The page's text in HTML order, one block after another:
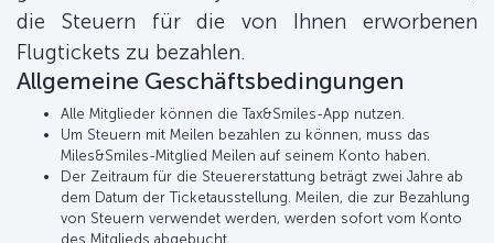
die Steuern für die von Ihnen erworbenen
Flugtickets zu bezahlen.
Allgemeine Geschäftsbedingungen
Alle Mitglieder können die Tax&Smiles-App nutzen.
Um Steuern mit Meilen bezahlen zu können, muss das
Miles&Smiles-Mitglied Meilen auf seinem Konto haben.
Der Zeitraum für die Steuererstattung beträgt zwei Jahre ab
dem Datum der Ticketausstellung. Meilen, die zur Bezahlung
von Steuern verwendet werden, werden sofort vom Konto
des Mitglieds abgebucht.